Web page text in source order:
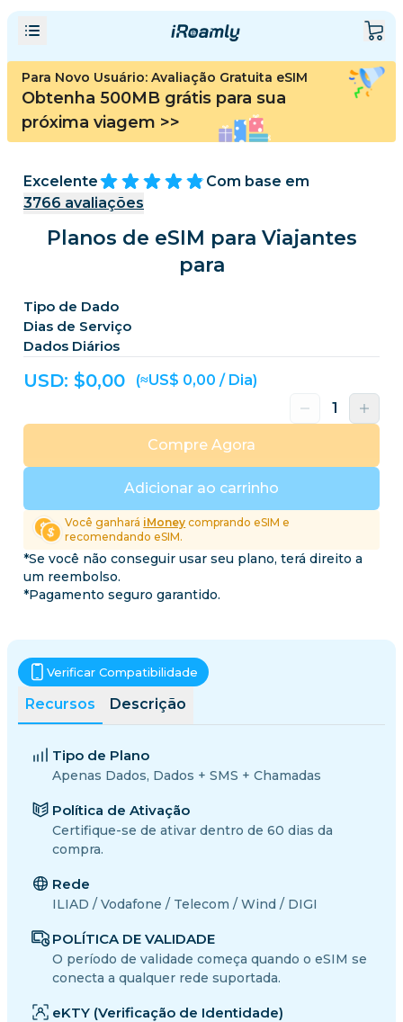
Para Novo Usuário: Avaliação Gratuita eSIM
Obtenha 500MB grátis para sua
próxima viagem >>
Excelente
Com base em
3766 avaliações
Planos de eSIM para Viajantes
para
Tipo de Dado
Dias de Serviço
Dados Diários
USD: $0,00 (≈US$ 0,00 / Dia)
Adicionar ao carrinho
Compre Agora
Você ganhará iMoney comprando eSIM e
recomendando eSIM.
*Se você não conseguir usar seu plano, terá direito a
um reembolso.
*Pagamento seguro garantido.
Recursos Descrição
Verificar Compatibilidade
Tipo de Plano
Apenas Dados, Dados + SMS + Chamadas
Política de Ativação
Certifique-se de ativar dentro de 60 dias da
compra.
Rede
ILIAD / Vodafone / Telecom / Wind / DIGI
POLÍTICA DE VALIDADE
O período de validade começa quando o eSIM se
conecta a qualquer rede suportada.
eKTY (Verificação de Identidade)